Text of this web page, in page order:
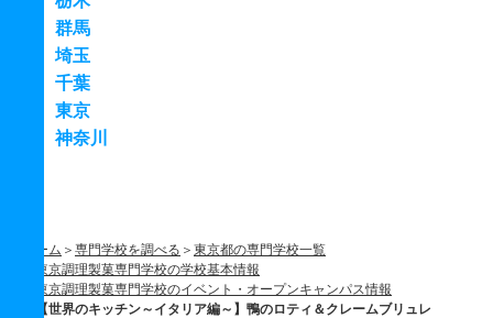
群馬
埼玉
千葉
東京
神奈川
ホーム 専門学校を調べる
東京都の専門学校一覧
東京調理製菓専門学校の学校基本情報
東京調理製菓専門学校のイベント・オープンキャンパス情報
【世界のキッチン～イタリア編～】鴨のロティ＆クレームブリュレ